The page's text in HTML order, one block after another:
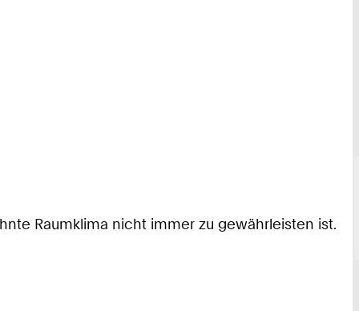
Raumklima nicht immer zu gewährleisten ist.